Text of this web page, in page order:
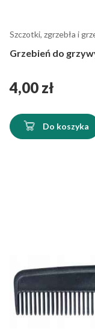
Szczotki, zgrzebła i
Grzebień do
Cena
4,00 zł
Do koszyka